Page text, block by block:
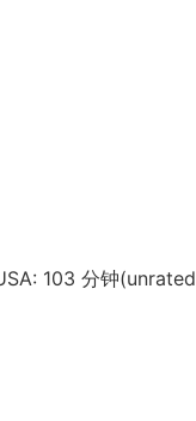
103 分钟(unrated